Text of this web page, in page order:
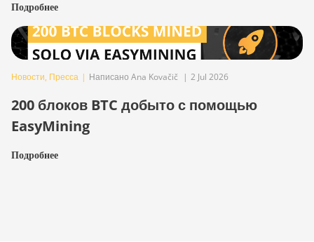
Подробнее
Новости, Пресса | Написано Ana Kovačič | 2 Jul 2026
200 блоков BTC добыто с помощью
EasyMining
Подробнее